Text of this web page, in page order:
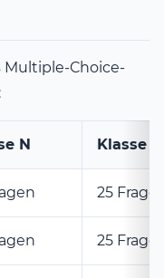
Choice-
N Klasse E
25
25